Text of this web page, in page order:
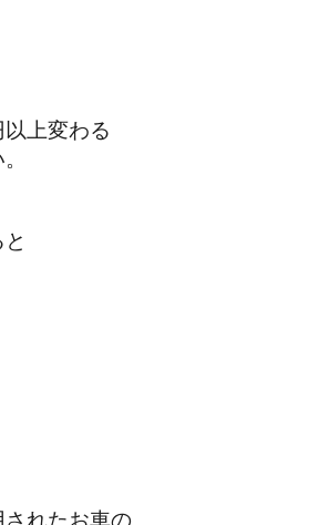
上変わる
れたお車の